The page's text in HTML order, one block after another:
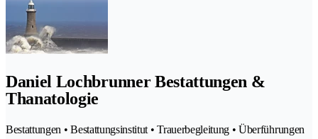
Daniel Lochbrunner Bestattungen &
Thanatologie
Bestattungen • Bestattungsinstitut • Trauerbegleitung • Überführungen